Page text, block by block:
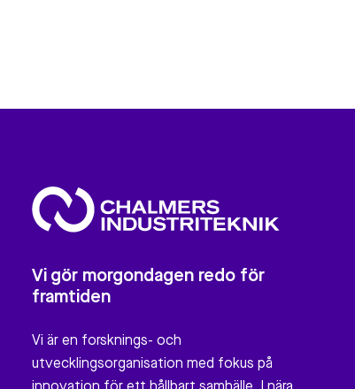
Vi gör morgondagen redo för
framtiden
Vi är en forsknings- och
utvecklingsorganisation med fokus på